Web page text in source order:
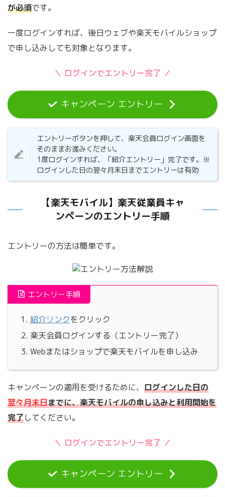
が必須です。
一度ログインすれば、後日ウェブや楽天モバイルショップ
で申し込みしても対象となります。
＼ ログインでエントリー完了 ／
キャンペーン エントリー
エントリーボタンを押して、楽天会員ログイン画面を
そのままお進みください。
1度ログインすれば、「紹介エントリー」完了です。※
ログインした日の翌々月末日までエントリーは有効
【楽天モバイル】楽天従業員キャ
ンペーンのエントリー手順
エントリーの方法は簡単です。
エントリー手順
紹介リンクをクリック
楽天会員ログインする（エントリー完了）
Webまたはショップで楽天モバイルを申し込み
キャンペーンの適用を受けるために、 ログインした日の
翌々月末日までに、楽天モバイルの申し込みと利用開始を
完了してください。
＼ ログインでエントリー完了 ／
キャンペーン エントリー